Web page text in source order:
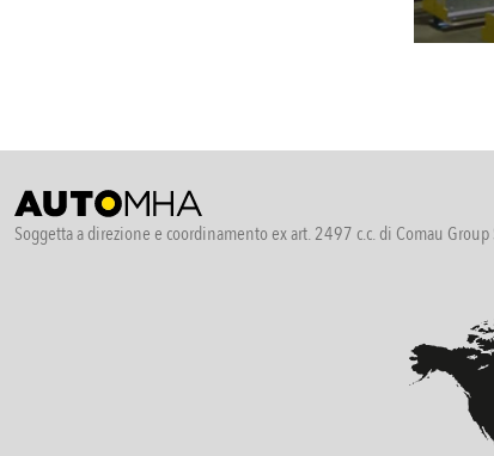
Soggetta a direzione e coordinamento ex art. 2497 c.c. di Comau Group